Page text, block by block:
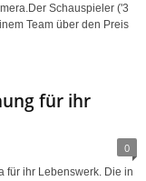
Schauspieler ('3
Team über den Preis
für ihr
0
für ihr Lebenswerk. Die in